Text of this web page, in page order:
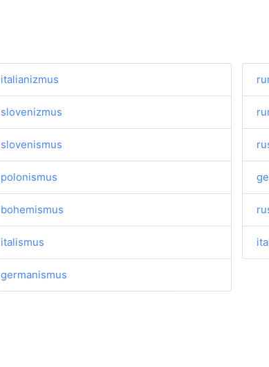
italianizmus
slovenizmus
slovenismus
polonismus
bohemismus
italismus
germanismus